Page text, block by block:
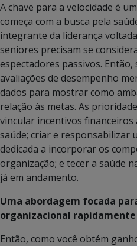
A chave para a velocidade é
começa com a busca pela
integrante da liderança
seniores precisam se
espectadores passivos.
avaliações de desempenho
dados para mostrar como
relação às metas. As
vincular incentivos financeiros
saúde; criar e responsabilizar
dedicada a incorporar os
organização; e tecer a saúde
já em andamento.
Uma abordagem focada
organizacional rapidamente
Então, como você obtém